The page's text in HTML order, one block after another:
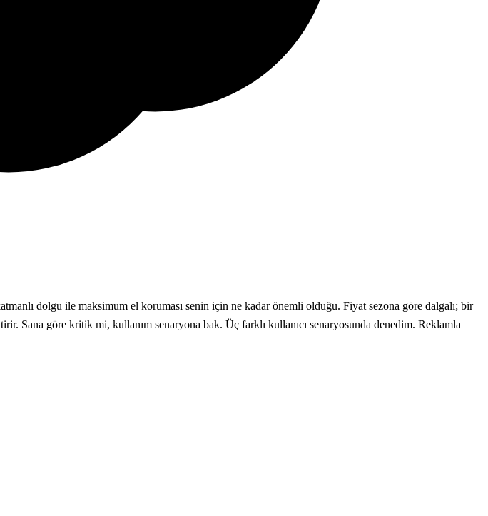
dolgu ile maksimum el koruması senin için ne kadar önemli olduğu. Fiyat sezona göre dalgalı; bir
Sana göre kritik mi, kullanım senaryona bak. Üç farklı kullanıcı senaryosunda denedim. Reklamla